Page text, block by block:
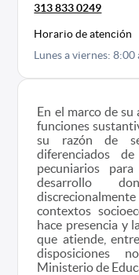
313 833 0249
Horario de atención
Lunes a viernes: 8:00
En el marco de
funciones
su razón de
diferenciados
pecuniarios
desarrollo
contextos
hace presencia y
que atiende,
disposiciones
Ministerio de